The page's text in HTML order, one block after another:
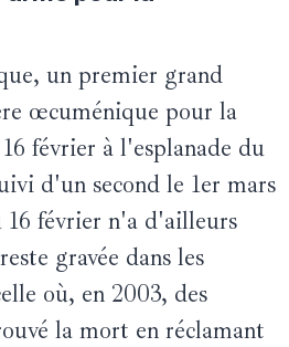
un premier grand
œcuménique pour la
février à l'esplanade du
d'un second le 1er mars
février n'a d'ailleurs
gravée dans les
où, en 2003, des
la mort en réclamant